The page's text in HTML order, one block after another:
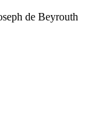
de Beyrouth